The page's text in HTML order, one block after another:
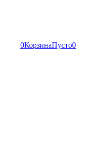
0КорзинаПусто0